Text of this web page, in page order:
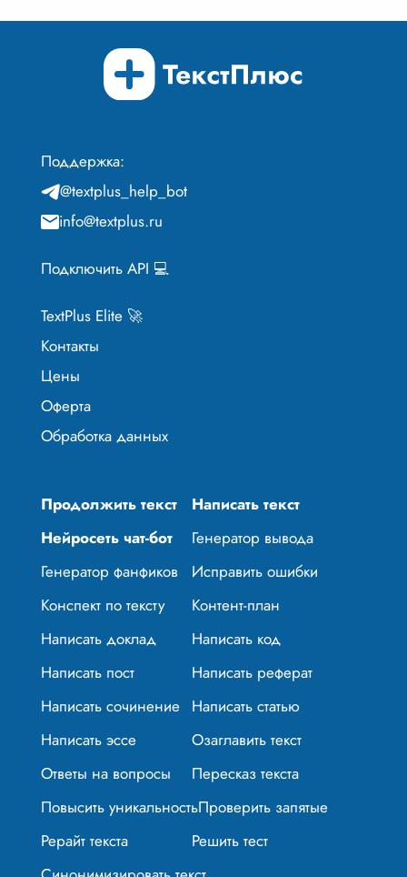
Поддержка:
@textplus_help_bot
info@textplus.ru
Подключить API 💻
TextPlus Elite 🚀
Контакты
Цены
Оферта
Обработка данных
Продолжить текст
Написать текст
Нейросеть чат-бот
Генератор вывода
Генератор фанфиков
Исправить ошибки
Конспект по тексту
Контент-план
Написать доклад
Написать код
Написать пост
Написать реферат
Написать сочинение Написать статью
Написать эссе
Озаглавить текст
Ответы на вопросы
Пересказ текста
Повысить уникальностьПроверить запятые
Рерайт текста
Решить тест